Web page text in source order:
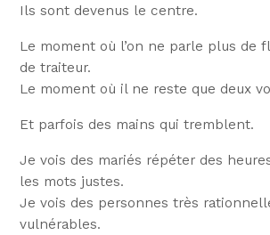
Ils sont devenus le centre.
Le moment où l’on ne parle plus de
de traiteur.
Le moment où il ne reste que deux
Et parfois des mains qui tremblent.
Je vois des mariés répéter des
les mots justes.
Je vois des personnes très
vulnérables.